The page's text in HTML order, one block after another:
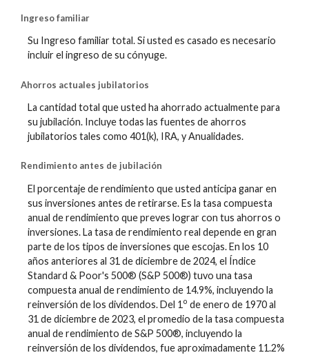
Ingreso familiar
Su Ingreso familiar total. Si usted es casado es necesario
incluir el ingreso de su cónyuge.
Ahorros actuales jubilatorios
La cantidad total que usted ha ahorrado actualmente para
su jubilación. Incluye todas las fuentes de ahorros
jubilatorios tales como 401(k), IRA, y Anualidades.
Rendimiento antes de jubilación
El porcentaje de rendimiento que usted anticipa ganar en
sus inversiones antes de retirarse. Es la tasa compuesta
anual de rendimiento que preves lograr con tus ahorros o
inversiones. La tasa de rendimiento real depende en gran
parte de los tipos de inversiones que escojas. En los 10
años anteriores al 31 de diciembre de 2024, el Índice
Standard & Poor's 500® (S&P 500®) tuvo una tasa
compuesta anual de rendimiento de 14.9%, incluyendo la
reinversión de los dividendos. Del 1 o de enero de 1970 al
31 de diciembre de 2023, el promedio de la tasa compuesta
anual de rendimiento de S&P 500®, incluyendo la
reinversión de los dividendos, fue aproximadamente 11.2%